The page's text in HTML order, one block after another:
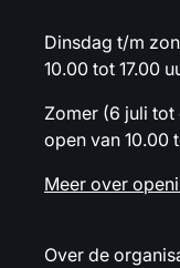
Dinsdag t/m
10.00 tot 17.00
Zomer (6 juli tot
open van 10.00
Meer over
Over de